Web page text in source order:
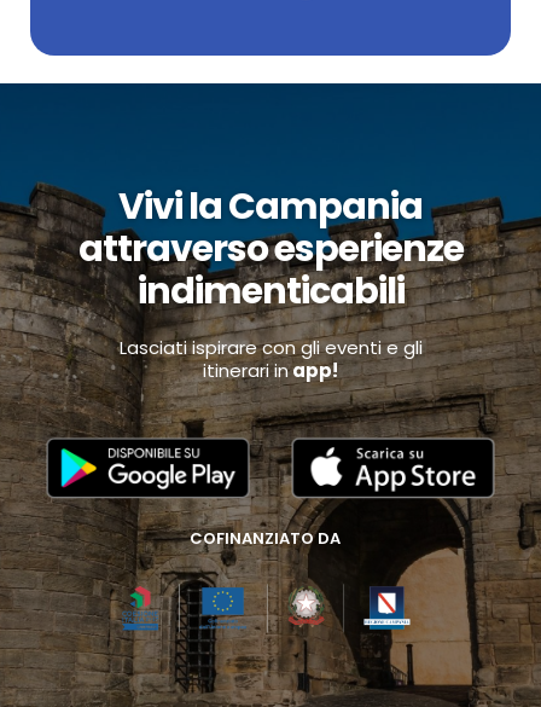
Vivi la Campania
attraverso esperienze
indimenticabili
Lasciati ispirare con gli eventi e gli
itinerari inapp!
COFINANZIATO DA